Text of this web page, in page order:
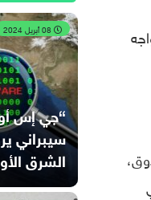
“جي إس
سيبراني
الشرق